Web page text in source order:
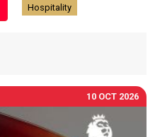
Hospitality
10 OCT 2026